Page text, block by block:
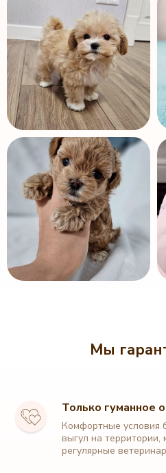
Мы
Только гуманное
Комфортные условия
выгул на
регулярные